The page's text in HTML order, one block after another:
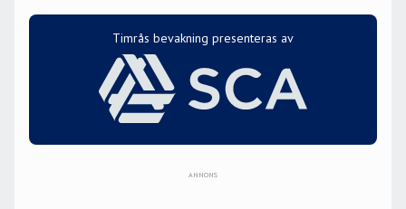
Timrås bevakning presenteras av